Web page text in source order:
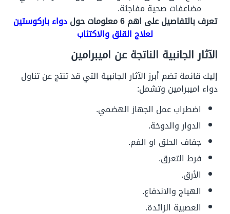
مضاعفات صحية مفاجئة.
تعرف بالتفاصيل على اهم 6 معلومات حول
دواء باركوستين
لعلاج القلق والاكتئاب
الآثار الجانبية الناتجة عن اميبرامين
إليك قائمة تضم أبرز الآثار الجانبية التي قد تنتج عن تناول
دواء اميبرامين وتشمل:
اضطراب عمل الجهاز الهضمي.
الدوار والدوخة.
جفاف الحلق او الفم.
فرط التعرق.
الأرق.
الهياج والاندفاع.
العصبية الزائدة.